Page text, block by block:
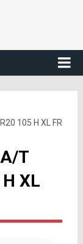
105 H XL FR
T
XL